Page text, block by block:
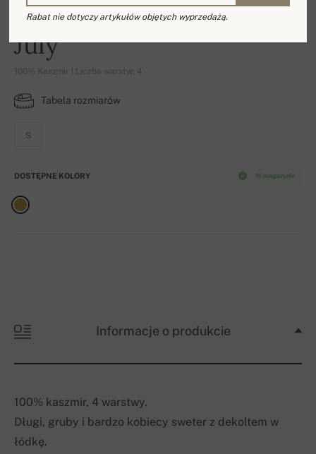
July
100% Kaszmir | Liczba warstw: 4
Tabela rozmiarów
S
W magazynie
DOSTĘPNE KOLORY
Informacje o produkcie
100% kaszmir, 4 warstwy.
Długi, gruby i bardzo kobiecy sweter z dekoltem w
łódkę.
Rabat nie dotyczy artykułów objętych wyprzedażą.